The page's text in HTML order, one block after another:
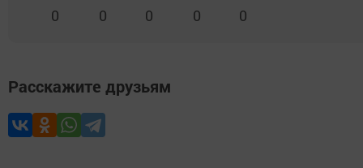
0 0 0 0 0
Расскажите друзьям